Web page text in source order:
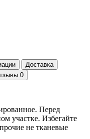
Доставка
0
Перед
участке. Избегайте
не тканевые